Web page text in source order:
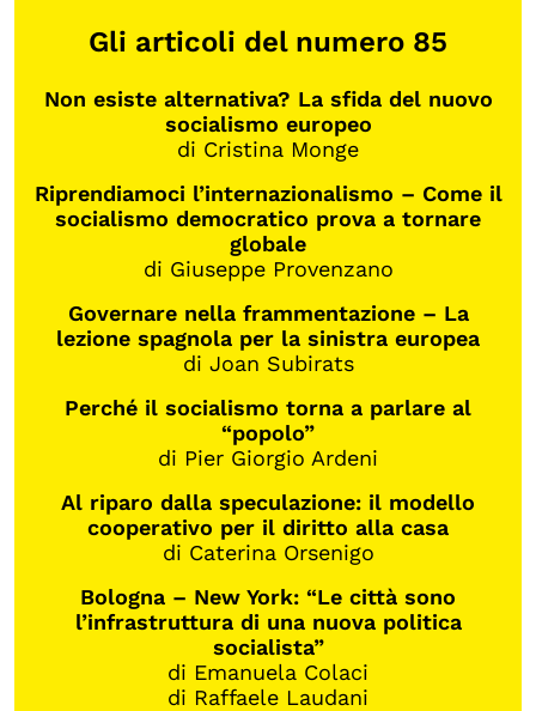
Gli articoli del numero 85
Non esiste alternativa? La sfida del nuovo
socialismo europeo
di Cristina Monge
Riprendiamoci l’internazionalismo – Come il
socialismo democratico prova a tornare
globale
di Giuseppe Provenzano
Governare nella frammentazione – La
lezione spagnola per la sinistra europea
di Joan Subirats
Perché il socialismo torna a parlare al
“popolo”
di Pier Giorgio Ardeni
Al riparo dalla speculazione: il modello
cooperativo per il diritto alla casa
di Caterina Orsenigo
Bologna – New York: “Le città sono
l’infrastruttura di una nuova politica
socialista”
di Emanuela Colaci
di Raffaele Laudani